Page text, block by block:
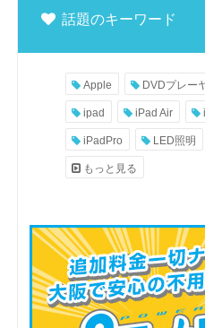
話題のキーワード
Apple DVDプレー
ipad iPad Air
iPadPro LED照明
もっと見る